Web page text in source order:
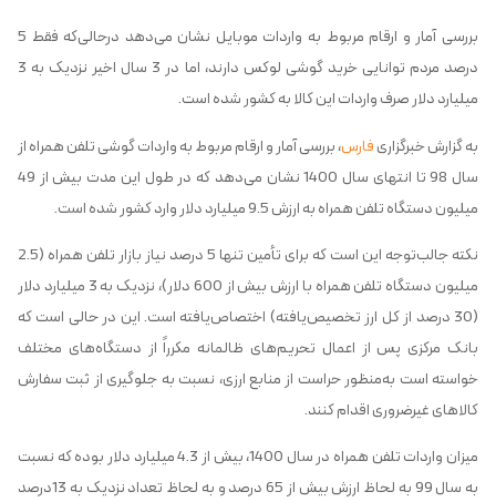
بررسی آمار و ارقام مربوط به واردات موبایل نشان می‌دهد درحالی‌که فقط 5
درصد مردم توانایی خرید گوشی لوکس دارند، اما در 3 سال اخیر نزدیک به 3
میلیارد دلار صرف واردات این کالا به کشور شده است.
‌به گزارش خبرگزاریفارس، بررسی آمار و ارقام مربوط به واردات گوشی تلفن همراه از
سال 98 تا انتهای سال 1400 نشان می‌دهد که در طول این مدت بیش از 49
میلیون دستگاه تلفن همراه به ارزش 9.5 میلیارد دلار وارد کشور شده است.
نکته جالب‌توجه این است که برای تأمین تنها 5 درصد نیاز بازار تلفن همراه (2.5
میلیون دستگاه تلفن همراه با ارزش بیش از 600 دلار)، نزدیک به 3 میلیارد دلار
(30 درصد از کل ارز تخصیص‌یافته) اختصاص‌یافته است. این در حالی است که
بانک مرکزی پس از اعمال تحریم‌های ظالمانه مکرراً از دستگاه‌های مختلف
خواسته است به‌منظور حراست از منابع ارزی، نسبت به جلوگیری از ثبت سفارش
کالاهای غیرضروری اقدام کنند.
‌میزان واردات تلفن همراه در سال 1400، بیش از 4.3 میلیارد دلار بوده که نسبت
به سال 99 به لحاظ ارزش بیش از 65 درصد و به لحاظ تعداد نزدیک به 13درصد